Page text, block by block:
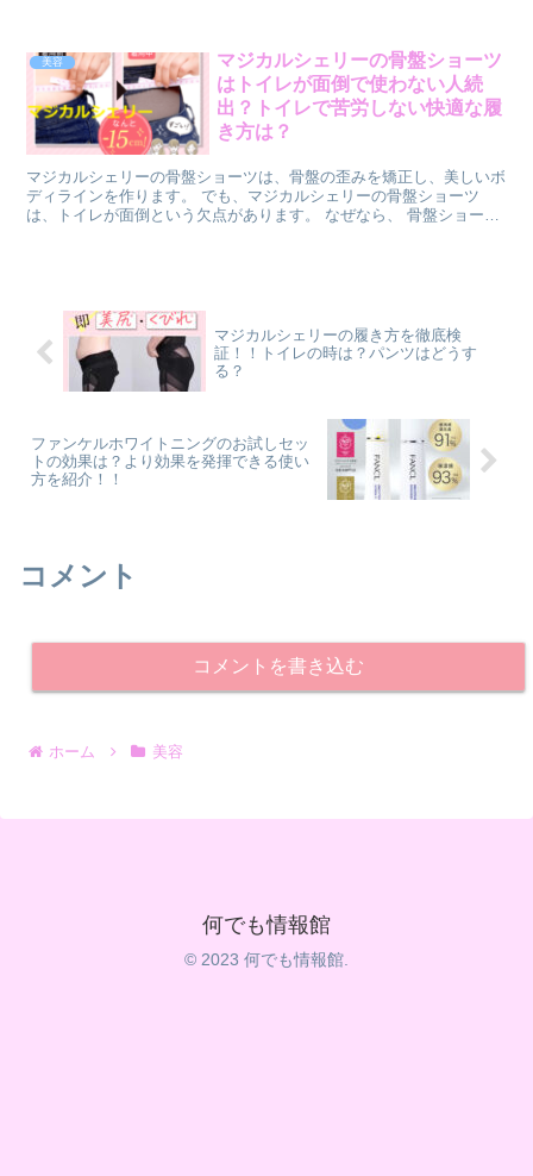
美容
マジカルシェリーの骨盤ショーツ
はトイレが面倒で使わない人続
出？トイレで苦労しない快適な履
き方は？
マジカルシェリーの骨盤ショーツは、骨盤の歪みを矯正し、美しいボ
ディラインを作ります。 でも、マジカルシェリーの骨盤ショーツ
は、トイレが面倒という欠点があります。 なぜなら、 骨盤ショーツ
マジカルシェリーの履き方を徹底検
証！！トイレの時は？パンツはどうす
る？
ファンケルホワイトニングのお試しセッ
トの効果は？より効果を発揮できる使い
方を紹介！！
コメント
コメントを書き込む
ホーム 美容
何でも情報館
© 2023 何でも情報館.